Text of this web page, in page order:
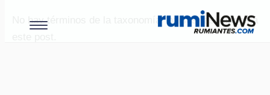
No hay términos de la taxonomía "paises" asociados a